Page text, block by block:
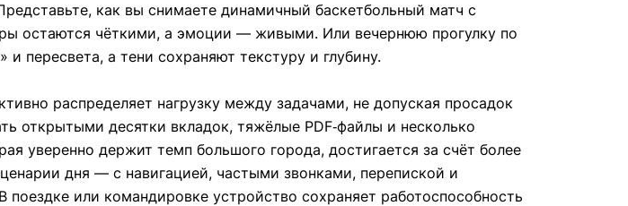
как вы снимаете динамичный баскетбольный матч с
остаются чёткими, а эмоции — живыми. Или вечернюю прогулку по
пересвета, а тени сохраняют текстуру и глубину.
распределяет нагрузку между задачами, не допуская просадок
открытыми десятки вкладок, тяжёлые PDF‑файлы и несколько
уверенно держит темп большого города, достигается за счёт более
дня — с навигацией, частыми звонками, перепиской и
или командировке устройство сохраняет работоспособность